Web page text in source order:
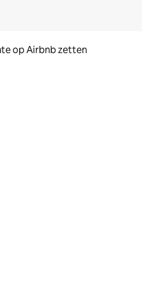
op Airbnb zetten